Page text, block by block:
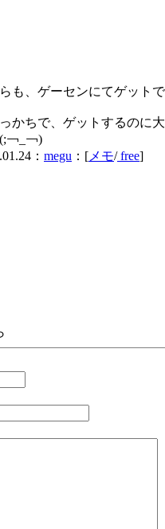
も、ゲーセンにてゲット
かちで、ゲットするのに
￢_￢)
： megu ：[メモ/free]